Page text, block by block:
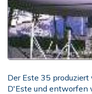
Der Este 35
D'Este und entworfen